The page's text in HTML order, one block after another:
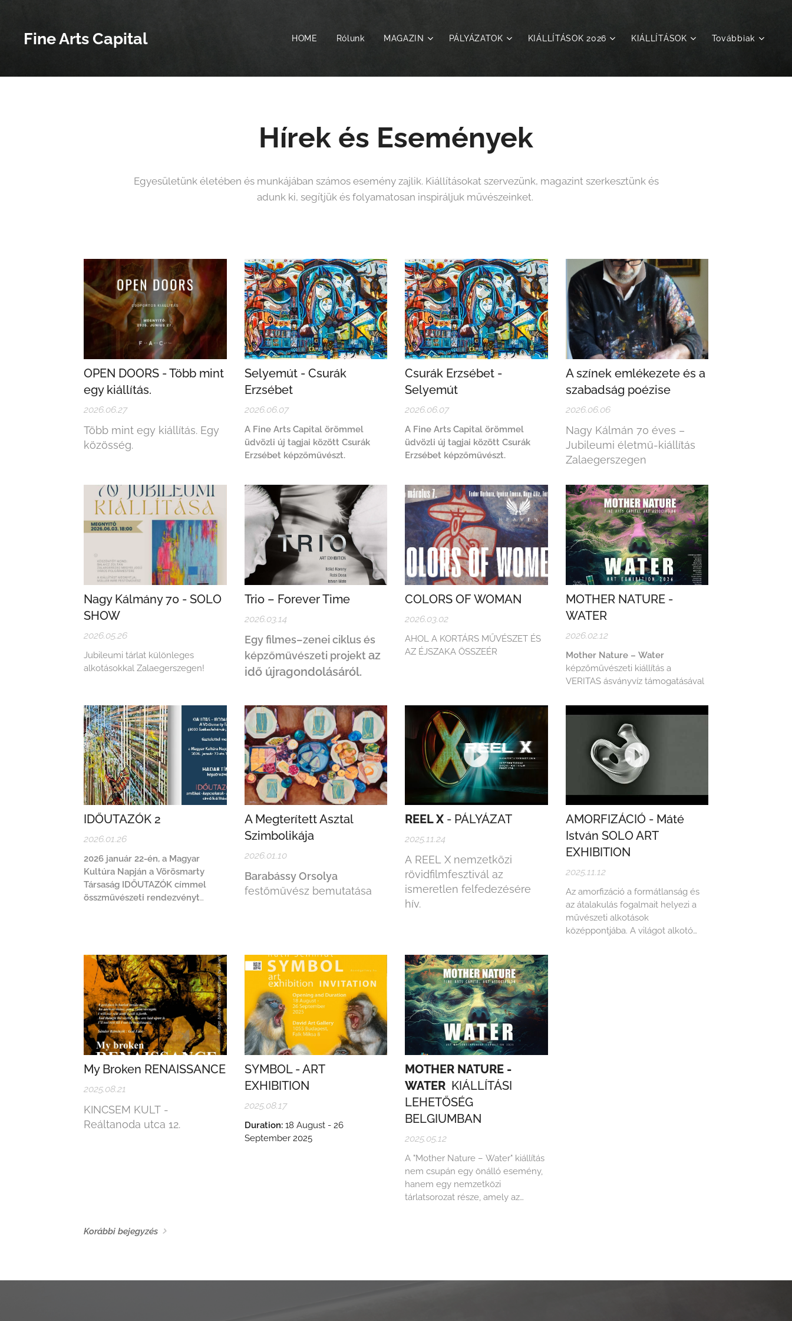
Fine Arts Capital HOME Rólunk MAGAZIN PÁLYÁZATOK KIÁLLÍTÁSOK 2026 KIÁLLÍTÁSOK Továbbiak
Hírek és Események
Egyesületünk életében és munkájában számos esemény zajlik. Kiállításokat szervezünk, magazint szerkesztünk és
adunk ki, segítjük és folyamatosan inspiráljuk művészeinket.
OPEN DOORS - Több mint
egy kiállítás.
2026.06.27
Több mint egy kiállítás. Egy
közösség.
Selyemút - Csurák
Erzsébet
2026.06.07
A Fine Arts Capital örömmel
üdvözli új tagjai között Csurák
Erzsébet képzőművészt.
Csurák Erzsébet -
Selyemút
2026.06.07
A Fine Arts Capital örömmel
üdvözli új tagjai között Csurák
Erzsébet képzőművészt.
A színek emlékezete és a
szabadság poézise
2026.06.06
Nagy Kálmán 70 éves –
Jubileumi életmű-kiállítás
Zalaegerszegen
Nagy Kálmány 70 - SOLO
SHOW
2026.05.26
Jubileumi tárlat különleges
alkotásokkal Zalaegerszegen!
Trio – Forever Time
2026.03.14
Egy filmes–zenei ciklus és
képzőművészeti projekt az
idő újragondolásáról.
COLORS OF WOMAN
2026.03.02
AHOL A KORTÁRS MŰVÉSZET ÉS
AZ ÉJSZAKA ÖSSZEÉR
MOTHER NATURE -
WATER
2026.02.12
Mother Nature – Water
képzőművészeti kiállítás a
VERITAS ásványvíz támogatásával
IDŐUTAZÓK 2
2026.01.26
2026 január 22-én, a Magyar
Kultúra Napján a Vörösmarty
Társaság IDŐUTAZÓK címmel
összművészeti rendezvényt
kiállítása, valamint Sebők Melinda
irodalomtörténész tartott
előadástVörösmarty, a nemzeti
létforma költőjecímmel....
A Megterített Asztal
Szimbolikája
2026.01.10
Barabássy Orsolya
festőművész bemutatása
REEL X - PÁLYÁZAT
2025.11.24
A REEL X nemzetközi
rövidfilmfesztivál az
ismeretlen felfedezésére
hív.
AMORFIZÁCIÓ - Máté
István SOLO ART
EXHIBITION
2025.11.12
Az amorfizáció a formátlanság és
az átalakulás fogalmait helyezi a
művészeti alkotások
középpontjába. A világot alkotó
My Broken RENAISSANCE
2025.08.21
KINCSEM KULT -
Reáltanoda utca 12.
SYMBOL - ART
EXHIBITION
2025.08.17
Duration: 18 August - 26
September 2025
MOTHER NATURE -
WATER KIÁLLÍTÁSI
LEHETŐSÉG
BELGIUMBAN
2025.05.12
A "Mother Nature – Water" kiállítás
nem csupán egy önálló esemény,
hanem egy nemzetközi
tárlatsorozat része, amely az
Korábbi bejegyzés